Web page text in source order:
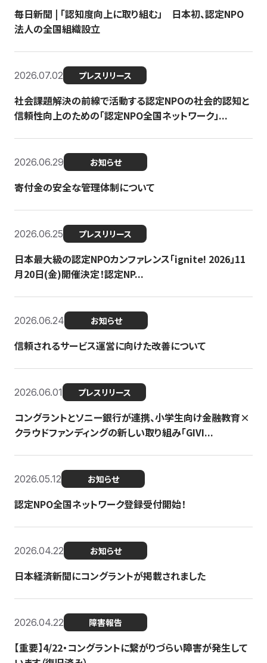
毎日新聞 | 「認知度向上に取り組む」 日本初、認定NPO
法人の全国組織設立
2026.07.02 プレスリリース
社会課題解決の前線で活動する認定NPOの社会的認知と
信頼性向上のための「認定NPO全国ネットワーク」...
2026.06.29 お知らせ
寄付金の安全な管理体制について
2026.06.25 プレスリリース
日本最大級の認定NPOカンファレンス「ignite! 2026」11
月20日(金)開催決定！認定NP...
2026.06.24 お知らせ
信頼されるサービス運営に向けた改善について
2026.06.01 プレスリリース
コングラントとソニー銀行が連携、小学生向け金融教育×
クラウドファンディングの新しい取り組み「GIVI...
2026.05.12 お知らせ
認定NPO全国ネットワーク登録受付開始！
2026.04.22 お知らせ
日本経済新聞にコングラントが掲載されました
2026.04.22 障害報告
【重要】4/22・コングラントに繋がりづらい障害が発生して